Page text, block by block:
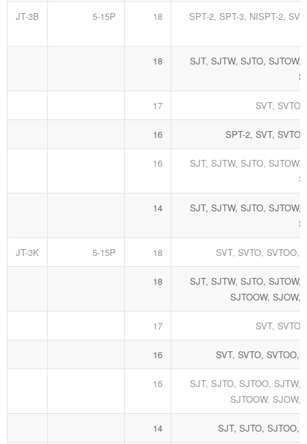
JT-3B 5-15P 18
SPT-2, SPT-3, NISPT-2,
18
SJT, SJTW, SJTO, SJTOW,
17 SVT, SVTO,
16 SPT-2, SVT, SVTO,
16
SJT, SJTW, SJTO, SJTOW,
14
SJT, SJTW, SJTO, SJTOW,
JT-3K 5-15P 18 SVT, SVTO, SVTOO,
18
SJT, SJTW, SJTO, SJTOW,
SJTOOW, SJOW,
17 SVT, SVTO,
16 SVT, SVTO, SVTOO,
16
SJT, SJTO, SJTOO, SJTW,
SJTOOW, SJOW,
14 SJT, SJTO, SJTOO,